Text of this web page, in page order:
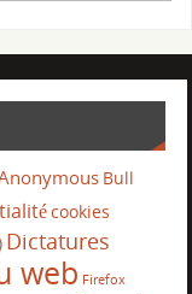
Bull
cookies
Dictatures
web Firefox